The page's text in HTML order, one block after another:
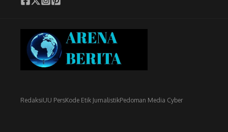
RedaksiUU PersKode Etik JurnalistikPedoman Media Cyber